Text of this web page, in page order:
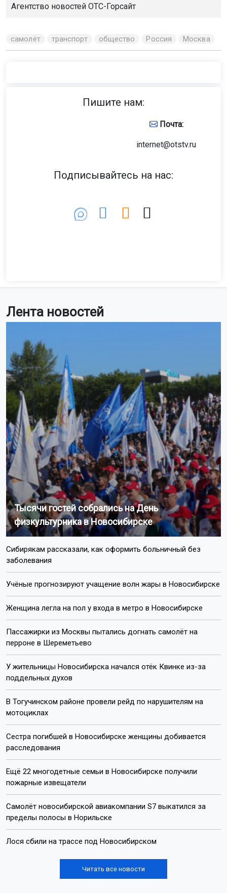
Лента новостей
Тысячи гостей собрались на День
физкультурника в Новосибирске
Сибирякам рассказали, как оформить больничный без
заболевания
Учёные прогнозируют учащение волн жары в Новосибирске
Женщина легла на пол у входа в метро в Новосибирске
Пассажирки из Москвы пытались догнать самолёт на
перроне в Шереметьево
У жительницы Новосибирска начался отёк Квинке из-за
поддельных духов
В Тогучинском районе провели рейд по нарушителям на
мотоциклах
Сестра погибшей в Новосибирске женщины добивается
расследования
Ещё 22 многодетные семьи в Новосибирске получили
пожарные извещатели
Самолёт новосибирской авиакомпании S7 выкатился за
пределы полосы в Норильске
Лося сбили на трассе под Новосибирском
Читать все новости
Агентство новостей ОТС-Горсайт
самолёт транспорт общество Россия Москва
Пишите нам:
Почта:
internet@otstv.ru
Подписывайтесь на нас: